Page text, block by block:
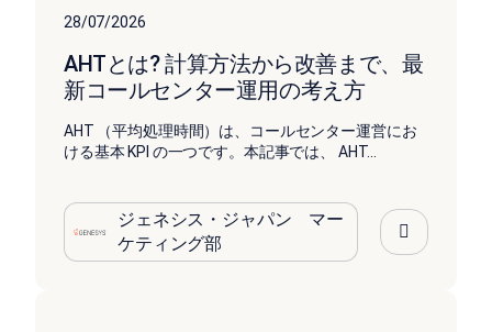
28/07/2026
AHTとは? 計算方法から改善まで、最
新コールセンター運用の考え方
AHT （平均処理時間）は、コールセンター運営にお
ける基本 KPI の一つです。本記事では、 AHT...
ジェネシス・ジャパン マー
ケティング部